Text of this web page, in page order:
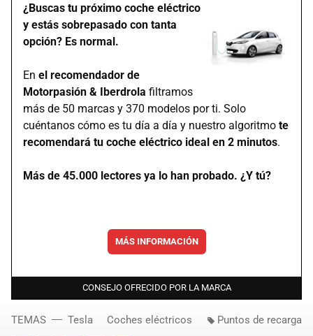
¿Buscas tu próximo coche eléctrico
y estás sobrepasado con tanta
opción? Es normal.
En el recomendador de
Motorpasión & Iberdrola filtramos
más de 50 marcas y 370 modelos por ti. Solo
cuéntanos cómo es tu día a día y nuestro algoritmo te
recomendará tu coche eléctrico ideal en 2 minutos.
Más de 45.000 lectores ya lo han probado. ¿Y tú?
MÁS INFORMACIÓN
CONSEJO OFRECIDO POR LA MARCA
TEMAS Tesla Coches eléctricos Puntos de recarga